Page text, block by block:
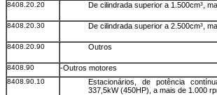
8408.20.20 De cilindrada superior a 1.500cm³,
8408.20.30 De cilindrada superior a 2.500cm³,
8408.20.90 Outros
8408.90 -Outros motores
8408.90.10
Estacionários, de potência
337,5kW (450HP), a mais de 1.000